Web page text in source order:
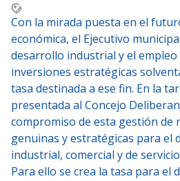
Con la mirada puesta en el
económica, el Ejecutivo
desarrollo industrial y el empleo
inversiones estratégicas
tasa destinada a ese fin. En la
presentada al Concejo
compromiso de esta gestión de
genuinas y estratégicas para el
industrial, comercial y de
Para ello se crea la tasa para el